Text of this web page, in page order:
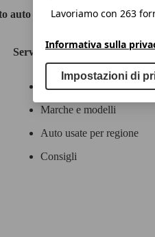
auto europeo.
Servizi
Contatti
Marche e modelli
Auto usate per regione
Consigli
Lavoriamo con 263
Informativa sulla
Impostazioni di